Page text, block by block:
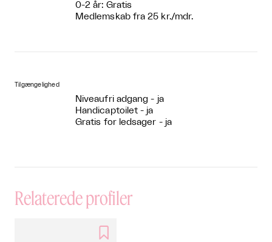
0-2 år: Gratis
Medlemskab fra 25 kr./mdr.
Tilgængelighed
Niveaufri adgang - ja
Handicaptoilet - ja
Gratis for ledsager - ja
Relaterede profiler
